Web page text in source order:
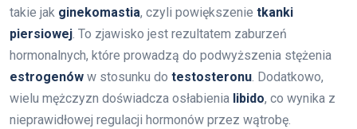
takie jak ginekomastia, czyli powiększenie tkanki
piersiowej. To zjawisko jest rezultatem zaburzeń
hormonalnych, które prowadzą do podwyższenia stężenia
estrogenów w stosunku do testosteronu. Dodatkowo,
wielu mężczyzn doświadcza osłabienia libido, co wynika z
nieprawidłowej regulacji hormonów przez wątrobę.